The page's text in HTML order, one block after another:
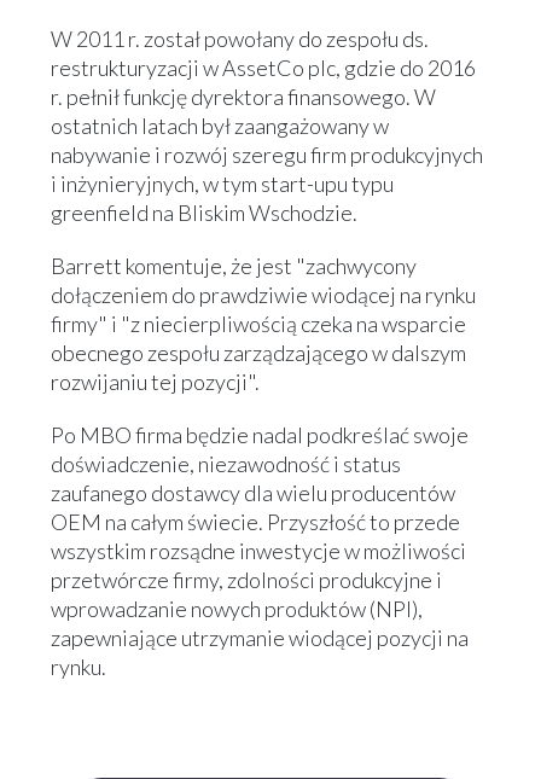
W 2011 r. został powołany do zespołu ds.
restrukturyzacji w AssetCo plc, gdzie do 2016
r. pełnił funkcję dyrektora finansowego. W
ostatnich latach był zaangażowany w
nabywanie i rozwój szeregu firm produkcyjnych
i inżynieryjnych, w tym start-upu typu
greenfield na Bliskim Wschodzie.
Barrett komentuje, że jest "zachwycony
dołączeniem do prawdziwie wiodącej na rynku
firmy" i "z niecierpliwością czeka na wsparcie
obecnego zespołu zarządzającego w dalszym
rozwijaniu tej pozycji".
Po MBO firma będzie nadal podkreślać swoje
doświadczenie, niezawodność i status
zaufanego dostawcy dla wielu producentów
OEM na całym świecie. Przyszłość to przede
wszystkim rozsądne inwestycje w możliwości
przetwórcze firmy, zdolności produkcyjne i
wprowadzanie nowych produktów (NPI),
zapewniające utrzymanie wiodącej pozycji na
rynku.